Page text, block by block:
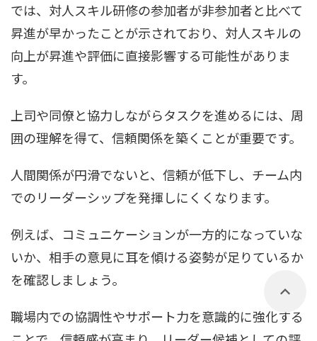
では、対人スキル研修の参加者が非参加者と比べて
昇進が早かったことが示されており、対人スキルの
向上が昇進や評価に直接影響する可能性がありま
す。
上司や同僚と協力しながらタスクを進めるには、周
囲の理解を得て、信頼関係を築くことが重要です。
人間関係が円滑でないと、信頼が低下し、チーム内
でのリーダーシップを発揮しにくくなります。
例えば、コミュニケーションが一方的になっていな
いか、相手の意見に耳を傾ける姿勢が足りているか
を確認しましょう。
職場内での協調性やサポート力を意識的に強化する